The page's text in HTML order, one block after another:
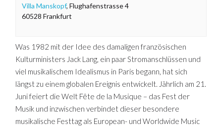
Villa Manskopf,Flughafenstrasse 4
60528 Frankfurt
Was 1982 mit der Idee des damaligen französischen
Kulturministers Jack Lang, ein paar Stromanschlüssen und
viel musikalischem Idealismus in Paris begann, hat sich
längst zu einem globalen Ereignis entwickelt. Jährlich am 21.
Juni feiert die Welt Fête de la Musique – das Fest der
Musik und inzwischen verbindet dieser besondere
musikalische Festtag als European- und Worldwide Music